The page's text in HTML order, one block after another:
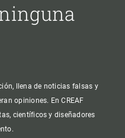
llena de noticias falsas y
opiniones. En CREAF
científicos y diseñadores